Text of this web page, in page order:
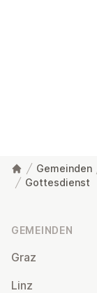
Gemeinden
Gottesdienst
GEMEINDEN
Graz
Linz